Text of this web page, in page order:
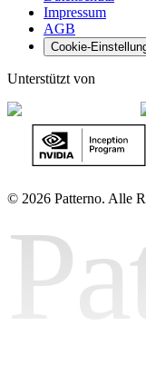
Impressum
AGB
Cookie-
Unterstützt von
© 2026 Patterno. Alle